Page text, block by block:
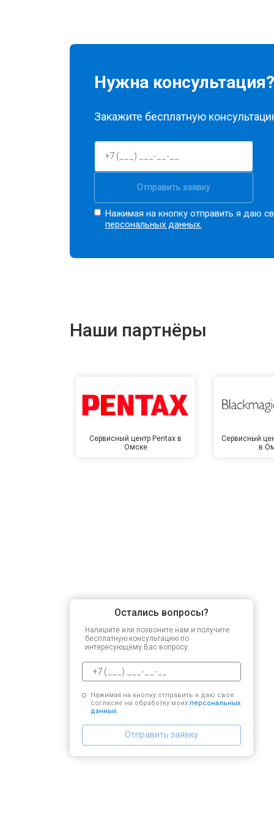
Нужна консультация?
Закажите бесплатную
Отправить заявку
Нажимая на кнопку отправить я даю
персональных данных.
Наши партнёры
Сервисный центр Pentax в
Омске
Сервисный
в
Остались вопросы?
Напишите или позвоните нам и получите
бесплатную консультацию по
интересующему Вас вопросу.
Нажимая на кнопку отправить я даю свое
согласие на обработку моих персональных
данных.
Отправить заявку